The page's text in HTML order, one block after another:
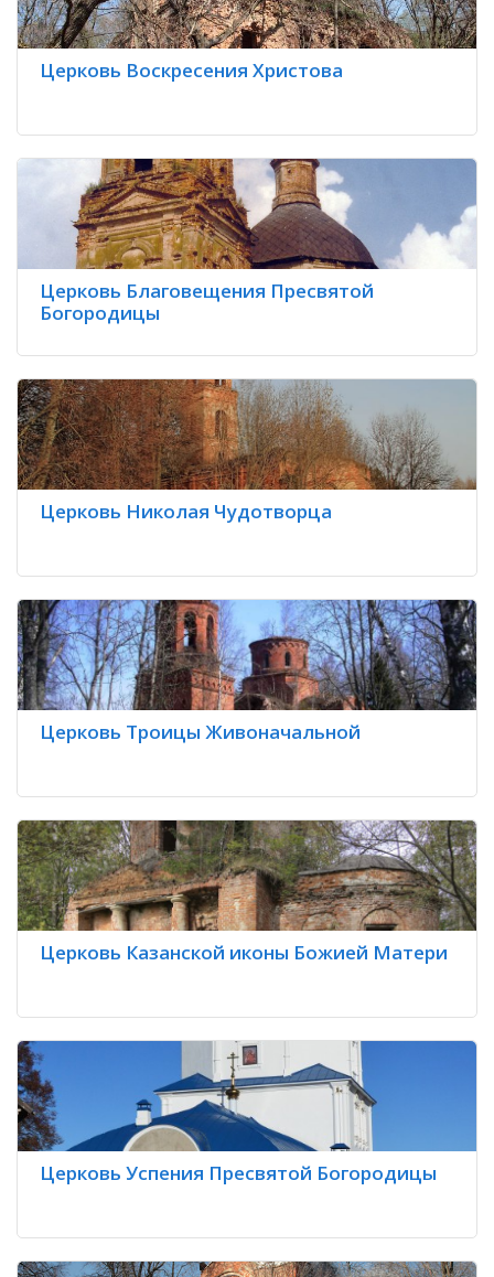
Церковь Воскресения Христова
Церковь Благовещения Пресвятой
Богородицы
Церковь Николая Чудотворца
Церковь Троицы Живоначальной
Церковь Казанской иконы Божией Матери
Церковь Успения Пресвятой Богородицы